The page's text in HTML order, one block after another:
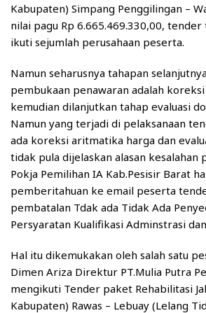
Kabupaten) Simpang Penggilingan –
nilai pagu Rp 6.665.469.330,00,
ikuti sejumlah perusahaan peserta.
Namun seharusnya tahapan
pembukaan penawaran adalah
kemudian dilanjutkan tahap evaluasi
Namun yang terjadi di pelaksanaan
ada koreksi aritmatika harga dan
tidak pula dijelaskan alasan kesalahan
Pokja Pemilihan IA Kab.Pesisir Barat
pemberitahuan ke email peserta
pembatalan Tdak ada Tidak Ada
Persyaratan Kualifikasi Adminstrasi
Hal itu dikemukakan oleh salah satu
Dimen Ariza Direktur PT.Mulia Putra
mengikuti Tender paket Rehabilitasi
Kabupaten) Rawas – Lebuay (Lelang